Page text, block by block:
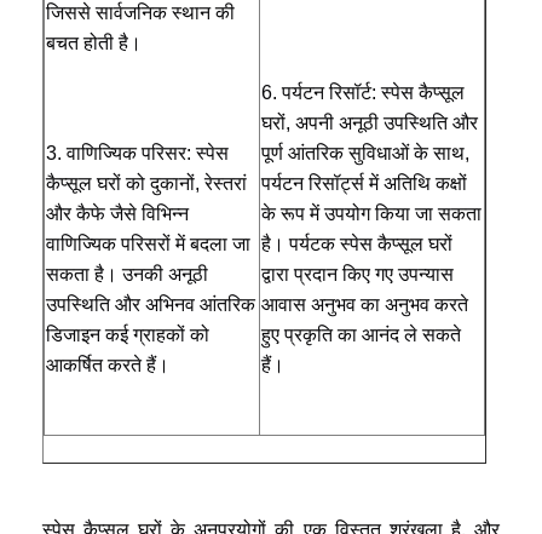
इलेक्ट्रिक सौना हीटर
पोर्टेबल एयर कंडीशनर
एसी विंडो वेंट किट
जिससे सार्वजनिक स्थान की
बचत होती है।
3. वाणिज्यिक परिसर: स्पेस
कैप्सूल घरों को दुकानों, रेस्तरां
और कैफे जैसे विभिन्न
वाणिज्यिक परिसरों में बदला जा
सकता है। उनकी अनूठी
उपस्थिति और अभिनव आंतरिक
डिजाइन कई ग्राहकों को
आकर्षित करते हैं।
6. पर्यटन रिसॉर्ट: स्पेस कैप्सूल
घरों, अपनी अनूठी उपस्थिति और
पूर्ण आंतरिक सुविधाओं के साथ,
पर्यटन रिसॉर्ट्स में अतिथि कक्षों
के रूप में उपयोग किया जा सकता
है। पर्यटक स्पेस कैप्सूल घरों
द्वारा प्रदान किए गए उपन्यास
आवास अनुभव का अनुभव करते
हुए प्रकृति का आनंद ले सकते
हैं।
स्पेस कैप्सूल घरों के अनुप्रयोगों की एक विस्तृत श्रृंखला है, और